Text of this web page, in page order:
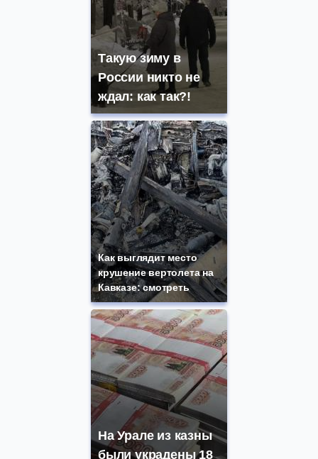
Такую зиму в
России никто не
ждал: как так?!
Как выглядит место
крушение вертолета на
Кавказе: смотреть
На Урале из казны
были украдены 18